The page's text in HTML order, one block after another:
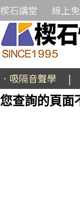
楔石講堂 線上
．吸隔音聲學 |
您查詢的頁面